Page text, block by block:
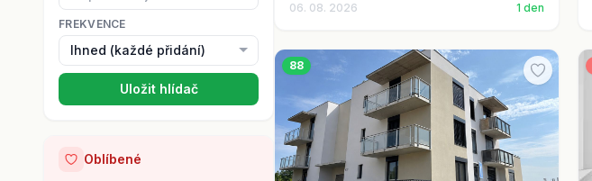
FREKVENCE
Uložit hlídač
Oblíbené
06. 08. 2026
1 den
88